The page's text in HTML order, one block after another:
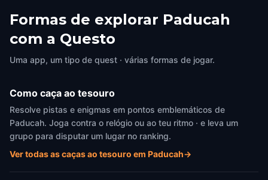
Formas de explorar Paducah
com a Questo
Uma app, um tipo de quest · várias formas de jogar.
Como caça ao tesouro
Resolve pistas e enigmas em pontos emblemáticos de
Paducah. Joga contra o relógio ou ao teu ritmo · e leva um
grupo para disputar um lugar no ranking.
Ver todas as caças ao tesouro em Paducah→